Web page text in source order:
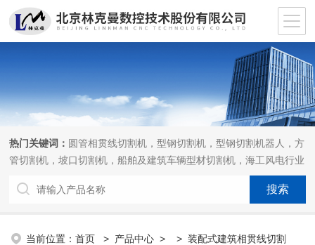
热门关键词： 圆管相贯线切割机，型钢切割机，型钢切割机器人，方
管切割机，坡口切割机，船舶及建筑车辆型材切割机，海工风电行业
当前位置：首页 > 产品中心 > >装配式建筑相贯线切割